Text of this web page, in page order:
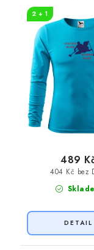
2 + 1
404 Kč bez
489